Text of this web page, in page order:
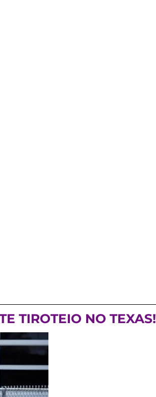
TIROTEIO NO TEXAS!